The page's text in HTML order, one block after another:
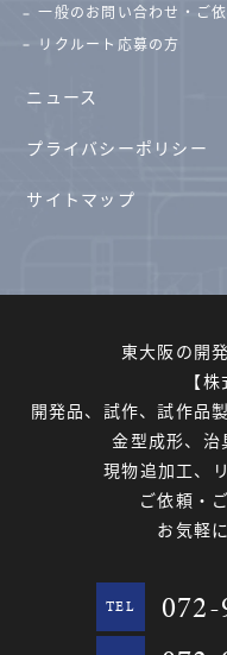
一般のお問い合わせ・ご
リクルート応募の方
ニュース
プライバシーポリシー
サイトマップ
東大阪の開
【
開発品、試作、試作品
金型成形、治
現物追加工、
ご依頼・
お気軽
TEL